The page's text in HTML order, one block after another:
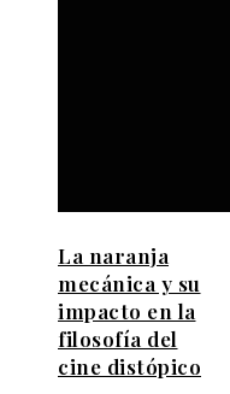
La naranja
mecánica y su
impacto en la
filosofía del
cine distópico